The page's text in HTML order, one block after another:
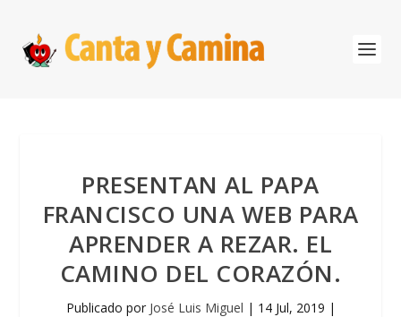
PRESENTAN AL PAPA
FRANCISCO UNA WEB PARA
APRENDER A REZAR. EL
CAMINO DEL CORAZÓN.
Publicado por José Luis Miguel | 14 Jul, 2019 |